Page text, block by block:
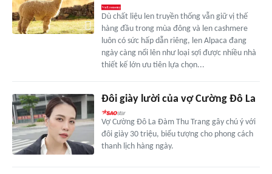
Dù chất liệu len truyền thống vẫn giữ vị thế
hàng đầu trong mùa đông và len cashmere
luôn có sức hấp dẫn riêng, len Alpaca đang
ngày càng nổi lên như loại sợi được nhiều nhà
thiết kế lớn ưu tiên lựa chọn...
Đôi giày lười của vợ Cường Đô La
Vợ Cường Đô La Đàm Thu Trang gây chú ý với
đôi giày 30 triệu, biểu tượng cho phong cách
thanh lịch hàng ngày.